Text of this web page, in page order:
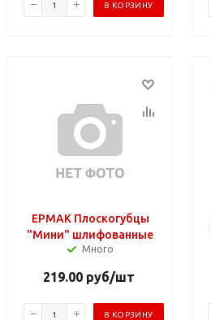
В КОРЗИНУ
ЕРМАК Плоскогубцы
"Мини" шлифованные
Много
219.00руб/шт
В КОРЗИНУ